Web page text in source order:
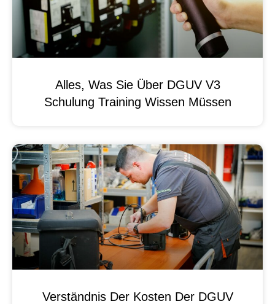
Alles, Was Sie Über DGUV V3
Schulung Training Wissen Müssen
Verständnis Der Kosten Der DGUV